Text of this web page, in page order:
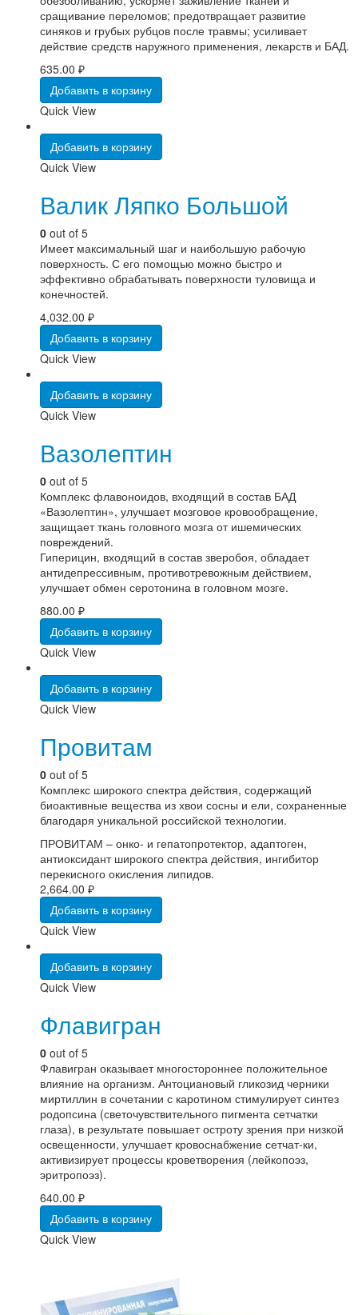
сращивание переломов; предотвращает развитие
синяков и грубых рубцов после травмы; усиливает
действие средств наружного применения, лекарств и БАД.
635.00 ₽
Добавить в корзину
Quick View
Добавить в корзину
Quick View
Валик Ляпко Большой
0 out of 5
Имеет максимальный шаг и наибольшую рабочую
поверхность. С его помощью можно быстро и
эффективно обрабатывать поверхности туловища и
конечностей.
4,032.00 ₽
Добавить в корзину
Quick View
Добавить в корзину
Quick View
Вазолептин
0 out of 5
Комплекс флавоноидов, входящий в состав БАД
«Вазолептин», улучшает мозговое кровообращение,
защищает ткань головного мозга от ишемических
повреждений.
Гиперицин, входящий в состав зверобоя, обладает
антидепрессивным, противотревожным действием,
улучшает обмен серотонина в головном мозге.
880.00 ₽
Добавить в корзину
Quick View
Добавить в корзину
Quick View
Провитам
0 out of 5
Комплекс широкого спектра действия, содержащий
биоактивные вещества из хвои сосны и ели, сохраненные
благодаря уникальной российской технологии.
ПРОВИТАМ – онко- и гепатопротектор, адаптоген,
антиоксидант широкого спектра действия, ингибитор
перекисного окисления липидов.
2,664.00 ₽
Добавить в корзину
Quick View
Добавить в корзину
Quick View
Флавигран
0 out of 5
Флавигран оказывает многостороннее положительное
влияние на организм. Антоциановый гликозид черники
миртиллин в сочетании с каротином стимулирует синтез
родопсина (светочувствительного пигмента сетчатки
глаза), в результате повышает остроту зрения при низкой
освещенности, улучшает кровоснабжение сетчат-ки,
активизирует процессы кроветворения (лейкопоэз,
эритропоэз).
640.00 ₽
Добавить в корзину
Quick View